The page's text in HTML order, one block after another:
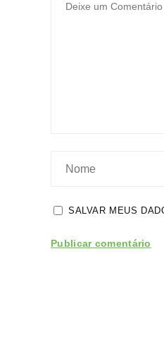
SALVAR MEUS